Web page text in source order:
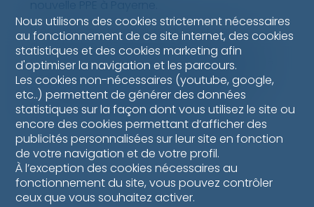
Précisons, pour conclure, que la forme
d’habitation PPE a largement augmenté ces
dernières années. Bulliard Immobilier est l’une
des plus grandes régies de la région en
matière de gestion PPE, avec 72 immeubles
gérés, ce qui représente environ 600
appartements et 1'000 places de parc.
Nous utilisons des cookies strictement nécessaires
au fonctionnement de ce site internet, des cookies
statistiques et des cookies marketing afin
d'optimiser la navigation et les parcours.
Les cookies non-nécessaires (youtube, google,
etc..) permettent de générer des données
statistiques sur la façon dont vous utilisez le site ou
encore des cookies permettant d’afficher des
publicités personnalisées sur leur site en fonction
de votre navigation et de votre profil.
À l’exception des cookies nécessaires au
fonctionnement du site, vous pouvez contrôler
ceux que vous souhaitez activer.